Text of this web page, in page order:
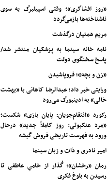
«روز افشاگری»؛ وقتی اسپیلبرگ به سوی
ناشناخته‌ها بازمی‌گردد
مریم همتیان درگذشت
نامه خانه سینما به پزشکیان منتشر شد/
پاسخ سخنگوی دولت
«زن و بچه»؛ فروپاشیدن
ورایتی خبر داد؛ عبدالرضا کاهانی با «بهشت
خالی» به ادینبورگ می‌رود
رکورد «انتقام‌جویان: پایان بازی» شکست؛
«مرد عنکبوتی: روز کاملاً جدید» درحال
ورود به فهرست تاریخی فروش گیشه
امیر نادری و ذات و زبان سینما
رمان «رخشان»؛ گُذار از خامیِ عاطفی تا
رسیدن به بلوغ فکری